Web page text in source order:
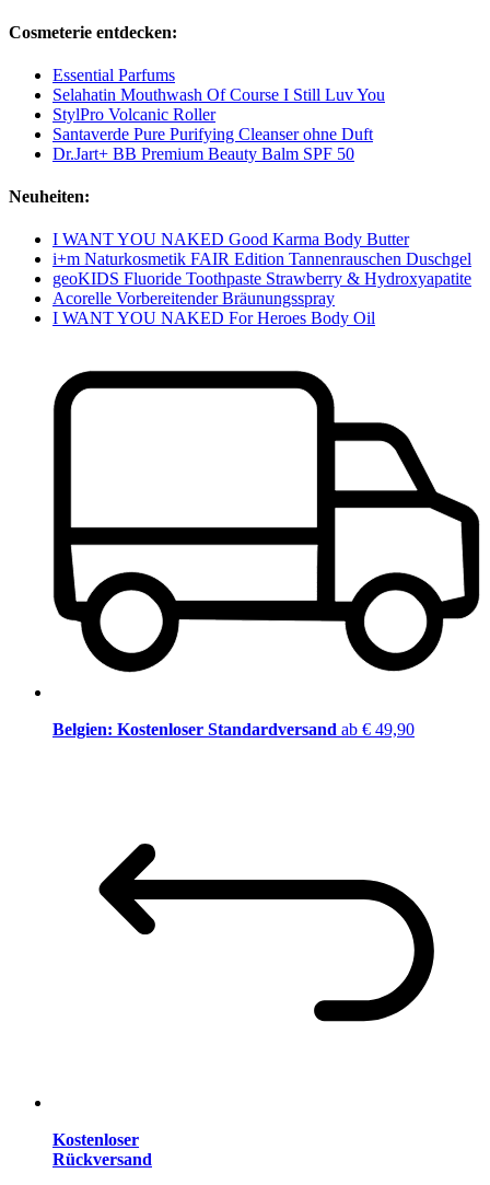
Cosmeterie entdecken:
Essential Parfums
Selahatin Mouthwash Of Course I Still Luv You
StylPro Volcanic Roller
Santaverde Pure Purifying Cleanser ohne Duft
Dr.Jart+ BB Premium Beauty Balm SPF 50
Neuheiten:
I WANT YOU NAKED Good Karma Body Butter
i+m Naturkosmetik FAIR Edition Tannenrauschen Duschgel
geoKIDS Fluoride Toothpaste Strawberry & Hydroxyapatite
Acorelle Vorbereitender Bräunungsspray
I WANT YOU NAKED For Heroes Body Oil
Belgien: Kostenloser Standardversand ab € 49,90
Kostenloser
Rückversand